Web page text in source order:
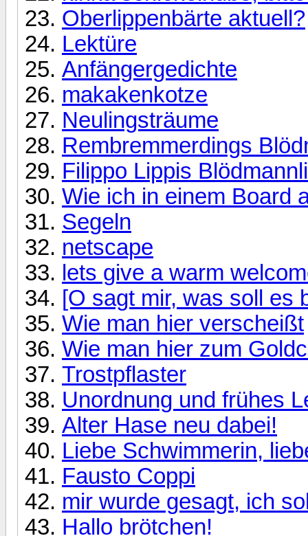
Oberlippenbärte aktuell?
Lektüre
Anfängergedichte
makakenkotze
Neulingsträume
Rembremmerdings
Filippo Lippis
Wie ich in einem Board
Segeln
netscape
lets give a warm
[O sagt mir, was soll es
Wie man hier verscheißt
Wie man hier zum
Trostpflaster
Unordnung und frühes
Alter Hase neu dabei!
Liebe Schwimmerin,
Fausto Coppi
mir wurde gesagt, ich
Hallo brötchen!